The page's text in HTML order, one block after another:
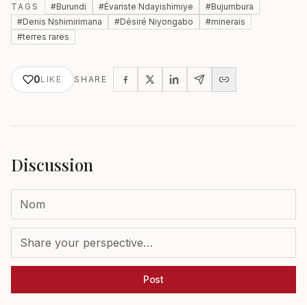
TAGS #Burundi #Évariste Ndayishimiye #Bujumbura
#Denis Nshimirimana #Désiré Niyongabo #minerais
#terres rares
0LIKE SHARE
Discussion
Post